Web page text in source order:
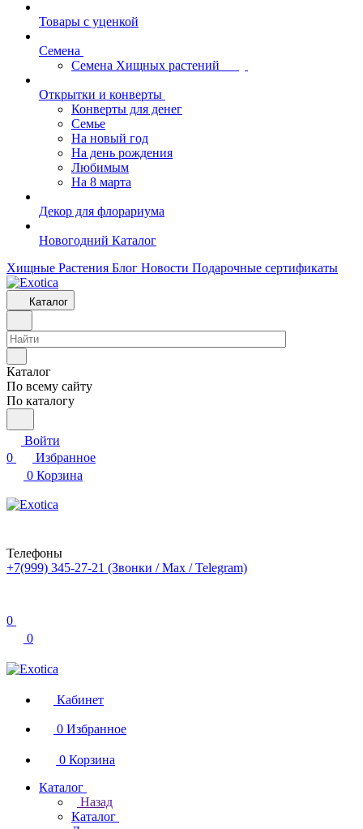
Товары с уценкой
Семена
Семена Хищных растений
Открытки и конверты
Конверты для денег
Семье
На новый год
На день рождения
Любимым
На 8 марта
Декор для флорариума
Новогодний Каталог
Хищные Растения Блог Новости Подарочные сертификаты
Каталог
Каталог
По всему сайту
По каталогу
Войти
0
Избранное
0 Корзина
Телефоны
+7(999) 345-27-21 (Звонки / Max / Telegram)
0
0
Кабинет
0 Избранное
0 Корзина
Каталог
Назад
Каталог